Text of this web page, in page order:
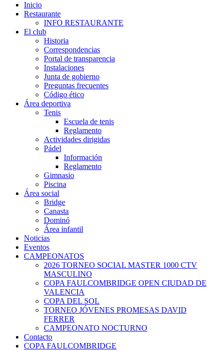
Inicio
Restaurante
INFO RESTAURANTE
El club
Historia
Correspondencias
Portal de transparencia
Instalaciones
Junta de gobierno
Preguntas frecuentes
Código ético
Área deportiva
Tenis
Escuela de tenis
Reglamento
Actividades dirigidas
Pádel
Información
Reglamento
Gimnasio
Piscina
Área social
Bridge
Canasta
Dominó
Área infantil
Noticias
Eventos
CAMPEONATOS
2026 TORNEO SOCIAL MASTER 1000 CTV
MASCULINO
COPA FAULCOMBRIDGE OPEN CIUDAD DE
VALENCIA
COPA DEL SOL
TORNEO JÓVENES PROMESAS DAVID
FERRER
CAMPEONATO NOCTURNO
Contacto
COPA FAULCOMBRIDGE